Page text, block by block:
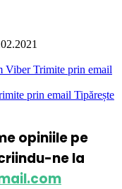
Viber Trimite prin email
prin email Tipărește
opiniile pe
ne la